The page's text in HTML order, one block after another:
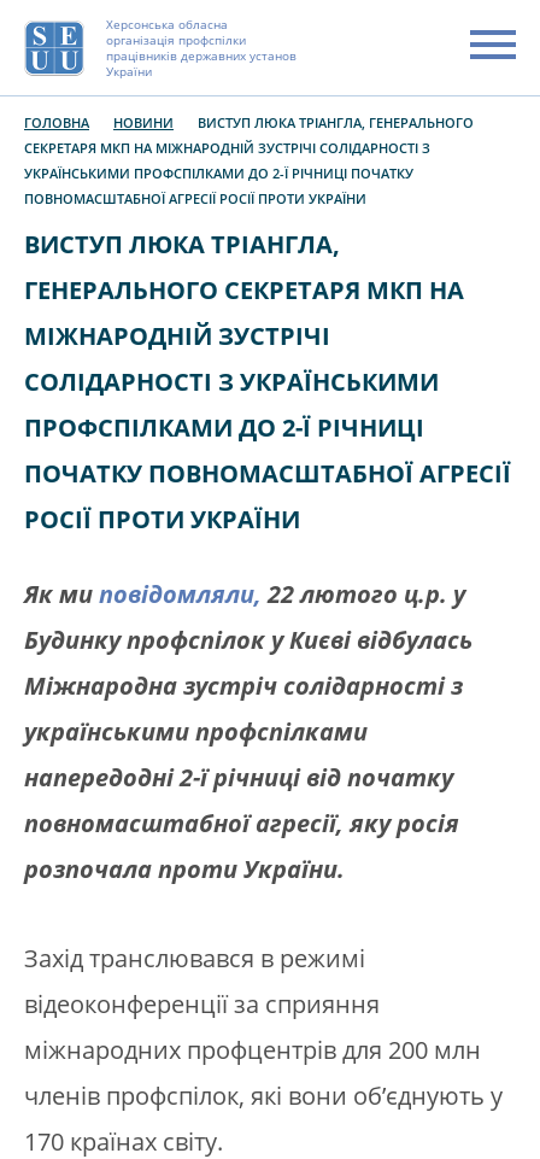
Херсонська обласна
організація профспілки
працівників державних установ
України
ГОЛОВНА НОВИНИ
ВИСТУП ЛЮКА ТРІАНГЛА, ГЕНЕРАЛЬНОГО
СЕКРЕТАРЯ МКП НА МІЖНАРОДНІЙ ЗУСТРІЧІ СОЛІДАРНОСТІ З
УКРАЇНСЬКИМИ ПРОФСПІЛКАМИ ДО 2-Ї РІЧНИЦІ ПОЧАТКУ
ПОВНОМАСШТАБНОЇ АГРЕСІЇ РОСІЇ ПРОТИ УКРАЇНИ
ВИСТУП ЛЮКА ТРІАНГЛА,
ГЕНЕРАЛЬНОГО СЕКРЕТАРЯ МКП НА
МІЖНАРОДНІЙ ЗУСТРІЧІ
СОЛІДАРНОСТІ З УКРАЇНСЬКИМИ
ПРОФСПІЛКАМИ ДО 2-Ї РІЧНИЦІ
ПОЧАТКУ ПОВНОМАСШТАБНОЇ АГРЕСІЇ
РОСІЇ ПРОТИ УКРАЇНИ
Як миповідомляли,22 лютого ц.р. у
Будинку профспілок у Києві відбулась
Міжнародна зустріч солідарності з
українськими профспілками
напередодні 2-ї річниці від початку
повномасштабної агресії, яку росія
розпочала проти України.
Захід транслювався в режимі
відеоконференції за сприяння
міжнародних профцентрів для 200 млн
членів профспілок, які вони об’єднують у
170 країнах світу.